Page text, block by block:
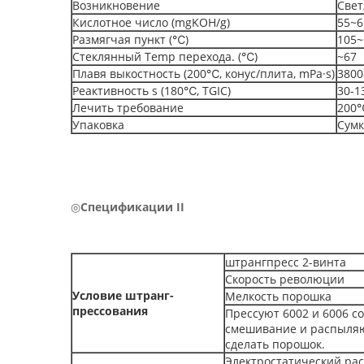
Возникновение
Кислотное число (mgKOH/g)
Размягчая пункт (℃)
Стеклянный Temp перехода. (℃)
~67
Плавя выкостность (200℃, конус/плита, mPa·s)
Реактивность s (180℃, TGIC)
30-
Лечить требование
Упаковка
◎Спецификации II
Условие штранг-
прессования
штрангпресс 2-винта
Скорость революции
Мелкость порошка
Прессуют 6002 и 6006
смешивание и
сделать порошок.